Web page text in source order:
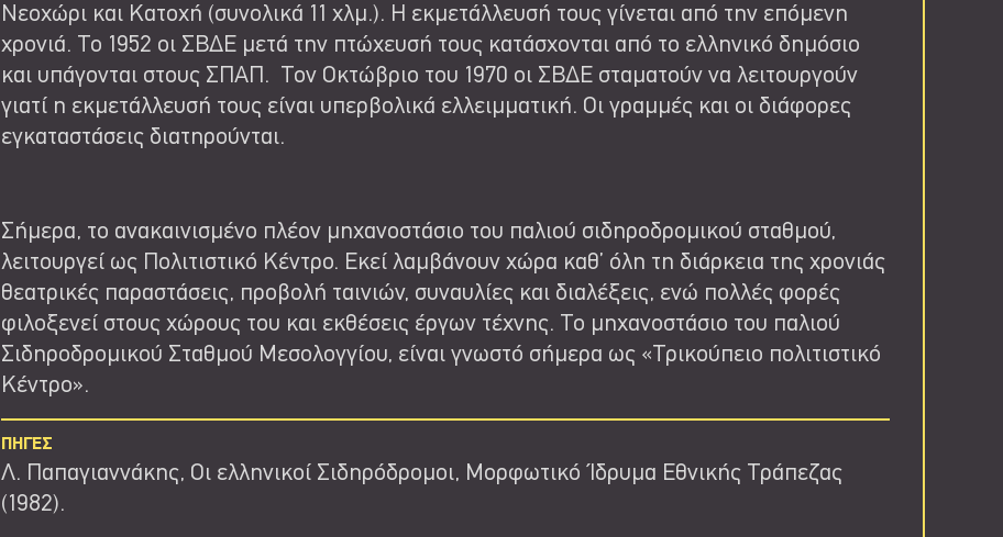
Νεοχώρι και Κατοχή (συνολικά 11 χλμ.). Η εκμετάλλευσή τους γίνεται από την επόμενη
χρονιά. Το 1952 οι ΣΒΔΕ μετά την πτώχευσή τους κατάσχονται από το ελληνικό δημόσιο
και υπάγονται στους ΣΠΑΠ. Τον Οκτώβριο του 1970 οι ΣΒΔΕ σταματούν να λειτουργούν
γιατί η εκμετάλλευσή τους είναι υπερβολικά ελλειμματική. Οι γραμμές και οι διάφορες
εγκαταστάσεις διατηρούνται.
Σήμερα, το ανακαινισμένο πλέον μηχανοστάσιο του παλιού σιδηροδρομικού σταθμού,
λειτουργεί ως Πολιτιστικό Κέντρο. Εκεί λαμβάνουν χώρα καθ’ όλη τη διάρκεια της χρονιάς
θεατρικές παραστάσεις, προβολή ταινιών, συναυλίες και διαλέξεις, ενώ πολλές φορές
φιλοξενεί στους χώρους του και εκθέσεις έργων τέχνης. Το μηχανοστάσιο του παλιού
Σιδηροδρομικού Σταθμού Μεσολογγίου, είναι γνωστό σήμερα ως «Τρικούπειο πολιτιστικό
Κέντρο».
ΠΗΓΕΣ
Λ. Παπαγιαννάκης, Οι ελληνικοί Σιδηρόδρομοι, Μορφωτικό Ίδρυμα Εθνικής Τράπεζας
(1982).